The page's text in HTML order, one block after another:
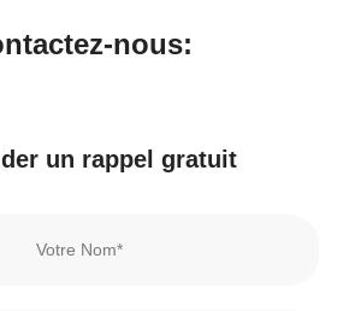
nous:
un rappel gratuit